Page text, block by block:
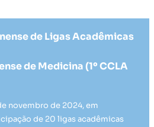
de Ligas Acadêmicas
de Medicina (1º CCLA
novembro de 2024, em
de 20 ligas acadêmicas